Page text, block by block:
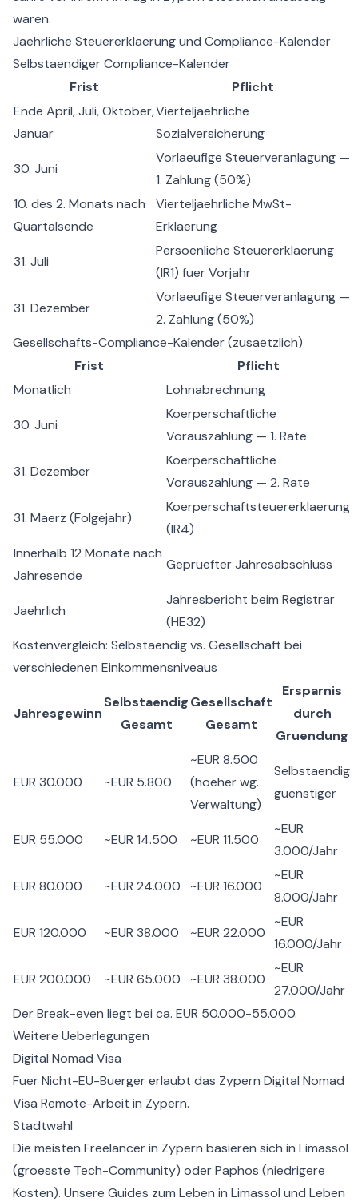
waren.
Jaehrliche Steuererklaerung und Compliance-Kalender
Selbstaendiger Compliance-Kalender
Frist
Pflicht
Ende April, Juli, Oktober,
Januar
Vierteljaehrliche
Sozialversicherung
30. Juni
Vorlaeufige Steuerveranlagung —
1. Zahlung (50%)
10. des 2. Monats nach
Quartalsende
Vierteljaehrliche MwSt-
Erklaerung
31. Juli
Persoenliche Steuererklaerung
(IR1) fuer Vorjahr
31. Dezember
Vorlaeufige Steuerveranlagung —
2. Zahlung (50%)
Gesellschafts-Compliance-Kalender (zusaetzlich)
Frist
Pflicht
Monatlich
Lohnabrechnung
30. Juni
Koerperschaftliche
Vorauszahlung — 1. Rate
31. Dezember
Koerperschaftliche
Vorauszahlung — 2. Rate
31. Maerz (Folgejahr)
Koerperschaftsteuererklaerung
(IR4)
Innerhalb 12 Monate nach
Jahresende
Gepruefter Jahresabschluss
Jaehrlich
Jahresbericht beim Registrar
(HE32)
Kostenvergleich: Selbstaendig vs. Gesellschaft bei
verschiedenen Einkommensniveaus
Jahresgewinn
Selbstaendig
Gesamt
Gesellschaft
Gesamt
Ersparnis
durch
Gruendung
EUR 30.000 ~EUR 5.800
~EUR 8.500
(hoeher wg.
Verwaltung)
Selbstaendig
guenstiger
EUR 55.000 ~EUR 14.500 ~EUR 11.500
~EUR
3.000/Jahr
EUR 80.000 ~EUR 24.000 ~EUR 16.000
~EUR
8.000/Jahr
EUR 120.000 ~EUR 38.000 ~EUR 22.000
~EUR
16.000/Jahr
EUR 200.000 ~EUR 65.000 ~EUR 38.000
~EUR
27.000/Jahr
Der Break-even liegt bei ca. EUR 50.000-55.000.
Weitere Ueberlegungen
Digital Nomad Visa
Fuer Nicht-EU-Buerger erlaubt das Zypern Digital Nomad
Visa Remote-Arbeit in Zypern.
Stadtwahl
Die meisten Freelancer in Zypern basieren sich in Limassol
(groesste Tech-Community) oder Paphos (niedrigere
Kosten). Unsere Guides zum Leben in Limassol und Leben